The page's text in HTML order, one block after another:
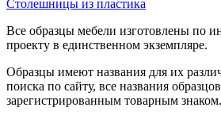
Столешницы из пластика
Все образцы мебели изготовлены по
проекту в единственном экземпляре.
Образцы имеют названия для их
поиска по сайту, все названия
зарегистрированным товарным знаком.